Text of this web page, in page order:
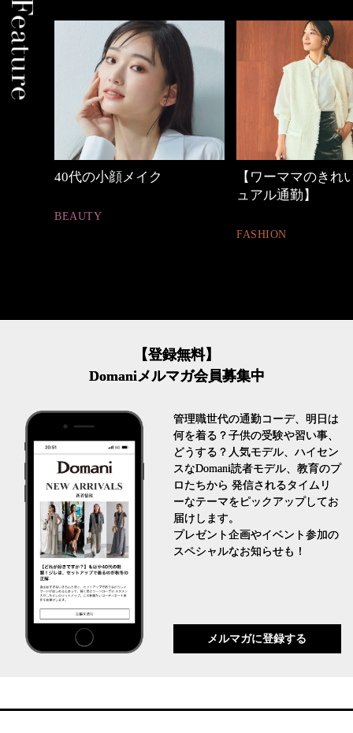
40代の小顔メイク
BEAUTY
【ワーママのきれ
ュアル通勤】
FASHION
【登録無料】
Domaniメルマガ会員募集中
管理職世代の通勤コーデ、明日は
何を着る？子供の受験や習い事、
どうする？人気モデル、ハイセン
スなDomani読者モデル、教育のプ
ロたちから 発信されるタイムリ
ーなテーマをピックアップしてお
届けします。
プレゼント企画やイベント参加の
スペシャルなお知らせも！
メルマガに登録する